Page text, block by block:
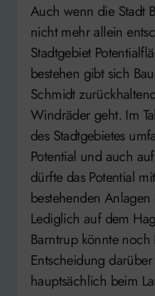
Auch wenn die Stadt Bad Pyrmont in Zukunft
nicht mehr allein
Stadtgebiet
bestehen gibt sich
Schmidt
Windräder geht. Im
des Stadtgebietes
Potential und auch
dürfte das Potential
bestehenden
Lediglich auf dem
Barntrup könnte noch
Entscheidung
hauptsächlich beim